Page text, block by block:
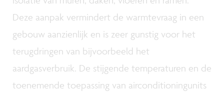
Deze aanpak vermindert de warmtevraag in een
gebouw aanzienlijk en is zeer gunstig voor het
terugdringen van bijvoorbeeld het
aardgasverbruik. De stijgende temperaturen en de
toenemende toepassing van airconditioningunits